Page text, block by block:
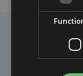
Heb je een